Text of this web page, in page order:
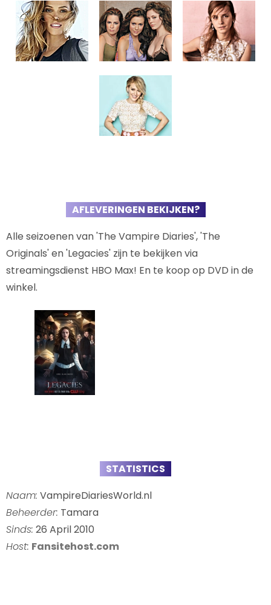
AFLEVERINGEN BEKIJKEN?
Alle seizoenen van 'The Vampire Diaries', 'The
Originals' en 'Legacies' zijn te bekijken via
streamingsdienst HBO Max! En te koop op DVD in de
winkel.
STATISTICS
Naam: VampireDiariesWorld.nl
Beheerder: Tamara
Sinds: 26 April 2010
Host: Fansitehost.com